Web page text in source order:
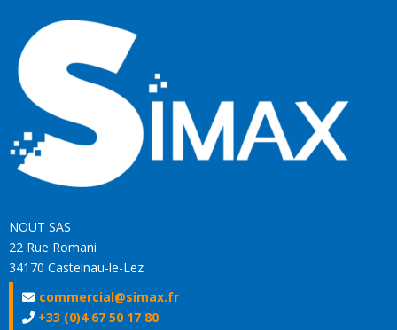
NOUT SAS
22 Rue Romani
34170 Castelnau-le-Lez
commercial@simax.fr
+33 (0)4 67 50 17 80